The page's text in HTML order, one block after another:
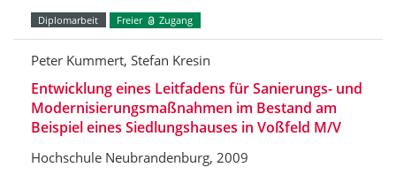
Diplomarbeit Freier Zugang
Peter Kummert, Stefan Kresin
Entwicklung eines Leitfadens für Sanierungs- und
Modernisierungsmaßnahmen im Bestand am
Beispiel eines Siedlungshauses in Voßfeld M/V
Hochschule Neubrandenburg, 2009